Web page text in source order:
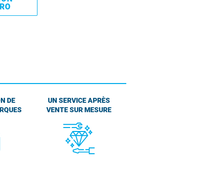
DE
UN SERVICE APRÈS
VENTE SUR MESURE